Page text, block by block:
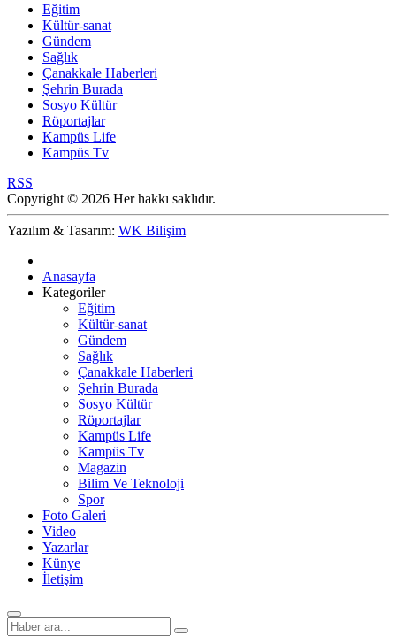
Eğitim
Kültür-sanat
Gündem
Sağlık
Çanakkale Haberleri
Şehrin Burada
Sosyo Kültür
Röportajlar
Kampüs Life
Kampüs Tv
RSS
Copyright © 2026 Her hakkı saklıdır.
Yazılım & Tasarım: WK Bilişim
Anasayfa
Kategoriler
Eğitim
Kültür-sanat
Gündem
Sağlık
Çanakkale Haberleri
Şehrin Burada
Sosyo Kültür
Röportajlar
Kampüs Life
Kampüs Tv
Magazin
Bilim Ve Teknoloji
Spor
Foto Galeri
Video
Yazarlar
Künye
İletişim